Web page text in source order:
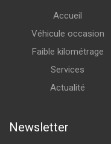
Accueil
Véhicule occasion
Faible kilométrage
Services
Actualité
Newsletter